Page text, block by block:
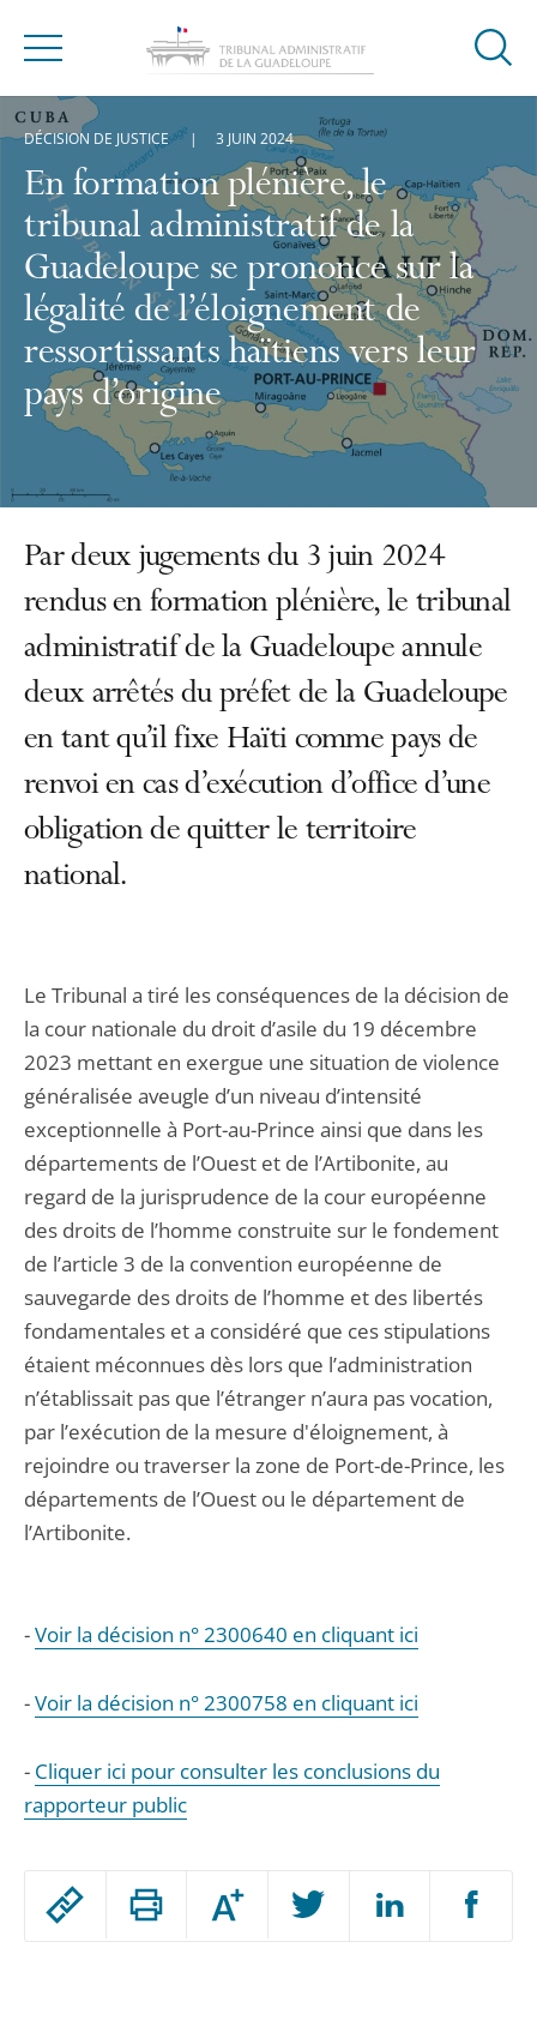
Menu
Ouvrir
En formation plénière, le
tribunal administratif de la
Guadeloupe se prononce sur la
légalité de l’éloignement de
ressortissants haïtiens vers leur
pays d’origine
DÉCISION DE JUSTICE 3 JUIN 2024
Passer
Augmenter
ou
Par deux jugements du 3 juin 2024
rendus en formation plénière, le tribunal
administratif de la Guadeloupe annule
deux arrêtés du préfet de la Guadeloupe
en tant qu’il fixe Haïti comme pays de
renvoi en cas d’exécution d’office d’une
obligation de quitter le territoire
national.
Le Tribunal a tiré les conséquences de la décision de
la cour nationale du droit d’asile du 19 décembre
2023 mettant en exergue une situation de violence
généralisée aveugle d’un niveau d’intensité
exceptionnelle à Port-au-Prince ainsi que dans les
départements de l’Ouest et de l’Artibonite, au
regard de la jurisprudence de la cour européenne
des droits de l’homme construite sur le fondement
de l’article 3 de la convention européenne de
sauvegarde des droits de l’homme et des libertés
fondamentales et a considéré que ces stipulations
étaient méconnues dès lors que l’administration
n’établissait pas que l’étranger n’aura pas vocation,
par l’exécution de la mesure d'éloignement, à
rejoindre ou traverser la zone de Port-de-Prince, les
départements de l’Ouest ou le département de
l’Artibonite.
-Voir la décision n° 2300640 en cliquant ici
-Voir la décision n° 2300758 en cliquant ici
- Cliquer ici pour consulter les conclusions du
rapporteur public